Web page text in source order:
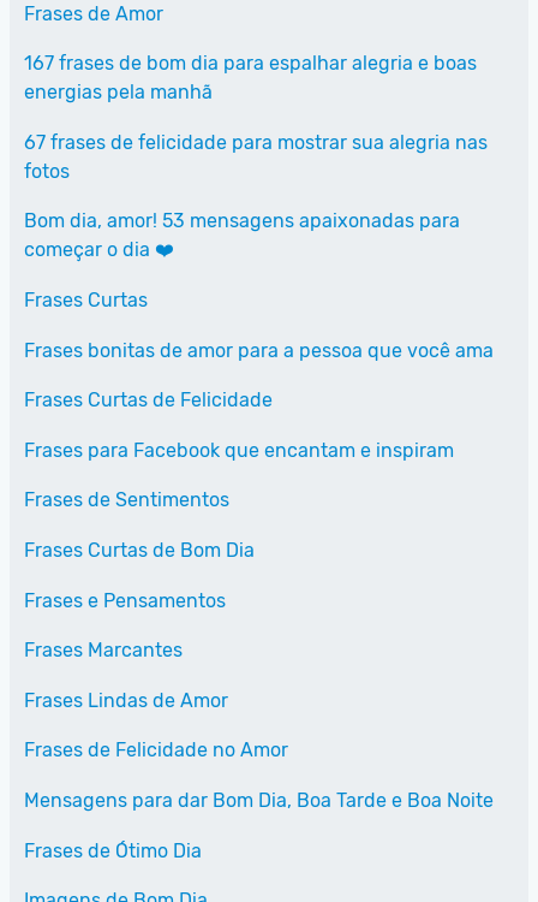
Frases de Amor
167 frases de bom dia para espalhar alegria e boas
energias pela manhã
67 frases de felicidade para mostrar sua alegria nas
fotos
Bom dia, amor! 53 mensagens apaixonadas para
começar o dia ❤️
Frases Curtas
Frases bonitas de amor para a pessoa que você ama
Frases Curtas de Felicidade
Frases para Facebook que encantam e inspiram
Frases de Sentimentos
Frases Curtas de Bom Dia
Frases e Pensamentos
Frases Marcantes
Frases Lindas de Amor
Frases de Felicidade no Amor
Mensagens para dar Bom Dia, Boa Tarde e Boa Noite
Frases de Ótimo Dia